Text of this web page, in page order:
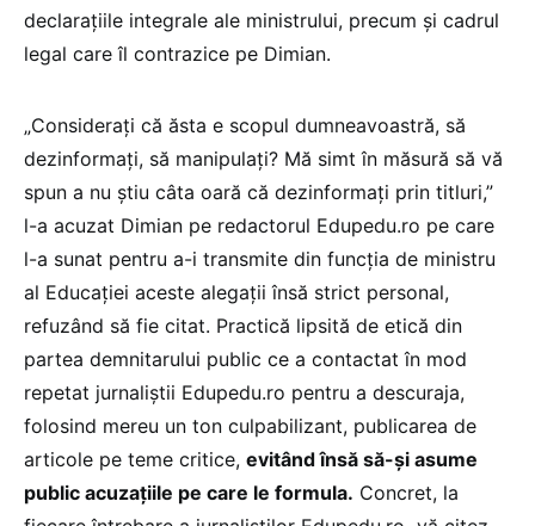
declarațiile integrale ale ministrului, precum și cadrul
legal care îl contrazice pe Dimian.
„Considerați că ăsta e scopul dumneavoastră, să
dezinformați, să manipulați? Mă simt în măsură să vă
spun a nu știu câta oară că dezinformați prin titluri,”
l-a acuzat Dimian pe redactorul Edupedu.ro pe care
l-a sunat pentru a-i transmite din funcția de ministru
al Educației aceste alegații însă strict personal,
refuzând să fie citat. Practică lipsită de etică din
partea demnitarului public ce a contactat în mod
repetat jurnaliștii Edupedu.ro pentru a descuraja,
folosind mereu un ton culpabilizant, publicarea de
articole pe teme critice, evitând însă să-și asume
public acuzațiile pe care le formula. Concret, la